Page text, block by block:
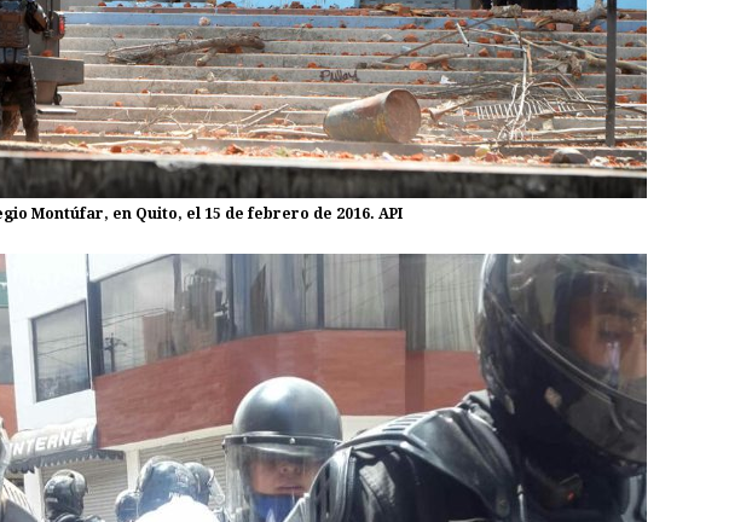
Montúfar, en Quito, el 15 de febrero de 2016. API